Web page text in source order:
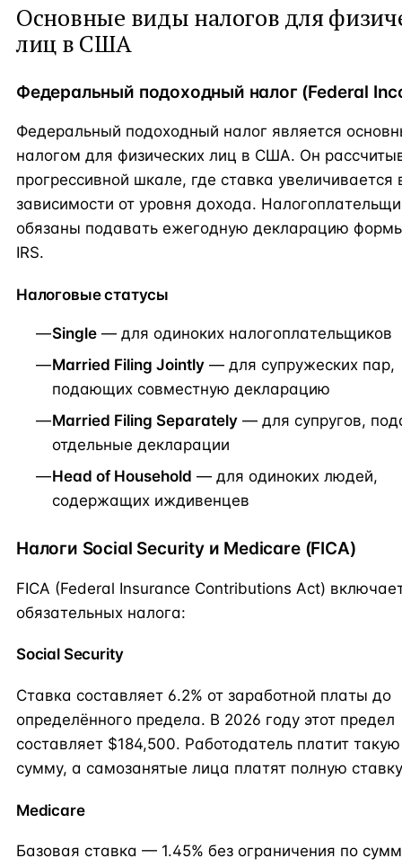
Основные виды налогов для
лиц в США
Федеральный подоходный налог (Federal
Федеральный подоходный налог является
налогом для физических лиц в США. Он
прогрессивной шкале, где ставка увеличивается
зависимости от уровня дохода.
обязаны подавать ежегодную декларацию
IRS.
Налоговые статусы
Single — для одиноких налогоплательщиков
Married Filing Jointly — для супружеских пар,
подающих совместную декларацию
Married Filing Separately — для супругов,
отдельные декларации
Head of Household — для одиноких людей,
содержащих иждивенцев
Налоги Social Security и Medicare (FICA)
FICA (Federal Insurance Contributions Act)
обязательных налога:
Social Security
Ставка составляет 6.2% от заработной платы до
определённого предела. В 2026 году этот предел
составляет $184,500. Работодатель платит
сумму, а самозанятые лица платят полную
Medicare
Базовая ставка — 1.45% без ограничения по